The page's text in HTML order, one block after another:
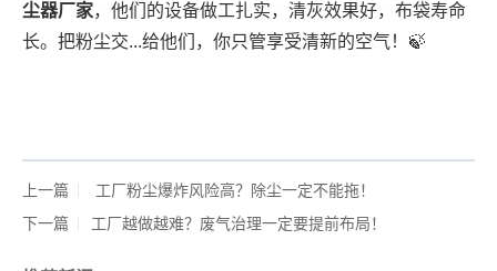
尘器厂家，他们的设备做工扎实，清灰效果好，布袋寿命
长。把粉尘交...给他们，你只管享受清新的空气！🍃
上一篇
​ 工厂粉尘爆炸风险高？除尘一定不能拖！
下一篇
工厂越做越难？废气治理一定要提前布局！